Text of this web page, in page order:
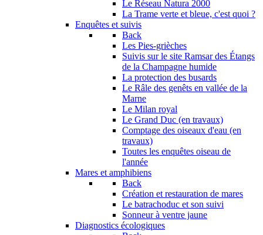
Le Réseau Natura 2000
La Trame verte et bleue, c'est quoi ?
Enquêtes et suivis
Back
Les Pies-grièches
Suivis sur le site Ramsar des Étangs
de la Champagne humide
La protection des busards
Le Râle des genêts en vallée de la
Marne
Le Milan royal
Le Grand Duc (en travaux)
Comptage des oiseaux d'eau (en
travaux)
Toutes les enquêtes oiseau de
l'année
Mares et amphibiens
Back
Création et restauration de mares
Le batrachoduc et son suivi
Sonneur à ventre jaune
Diagnostics écologiques